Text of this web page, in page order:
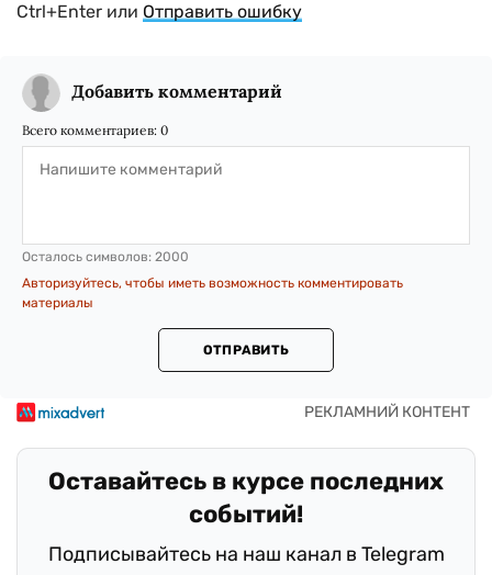
Ctrl+Enter или Отправить ошибку
Добавить комментарий
Всего комментариев: 0
Осталось символов: 2000
Авторизуйтесь, чтобы иметь возможность комментировать
материалы
ОТПРАВИТЬ
Оставайтесь в курсе последних
событий!
Подписывайтесь на наш канал в Telegram